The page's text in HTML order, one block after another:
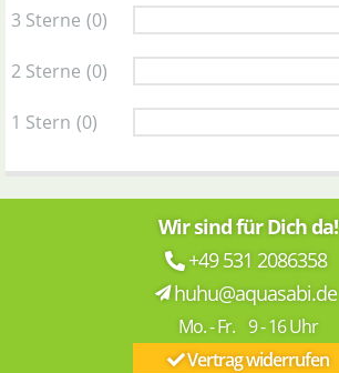
3 Sterne (0)
2 Sterne (0)
1 Stern (0)
Wir sind für Dich da!
+49 531 2086358
huhu@aquasabi.de
Mo. - Fr. 9 - 16 Uhr
Vertrag widerrufen